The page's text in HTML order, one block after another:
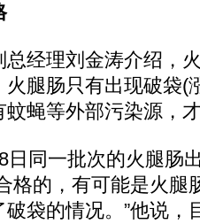
经理刘金涛介绍，
腿肠只有出现破袋(
蝇等外部污染源，
同一批次的火腿肠
格的，有可能是火腿
袋的情况。”他说，